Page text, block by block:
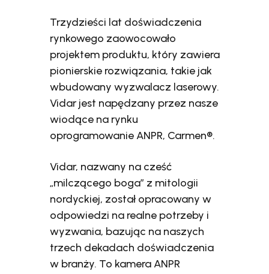
Trzydzieści lat doświadczenia
rynkowego zaowocowało
projektem produktu, który zawiera
pionierskie rozwiązania, takie jak
wbudowany wyzwalacz laserowy.
Vidar jest napędzany przez nasze
wiodące na rynku
oprogramowanie ANPR, Carmen®.
Vidar, nazwany na cześć
„milczącego boga” z mitologii
nordyckiej, został opracowany w
odpowiedzi na realne potrzeby i
wyzwania, bazując na naszych
trzech dekadach doświadczenia
w branży. To kamera ANPR